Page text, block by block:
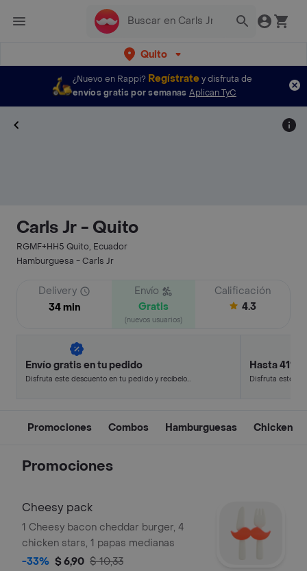
Quito
¿Nuevo en Rappi? Regístratey disfruta de
envíos gratis por semanas Aplican TyC
Carls Jr - Quito
RGMF+HH5 Quito, Ecuador
Hamburguesa - Carls Jr
Delivery
34 min
Envío
Gratis
(nuevos usuarios)
Calificación
4.3
Envío gratis en tu pedido
Disfruta este descuento en tu pedido y recíbelo
Hasta 41%
Disfruta este
Promociones Combos Hamburguesas Chicken
Promociones
Cheesy pack
1 Cheesy bacon cheddar burger, 4
chicken stars, 1 papas medianas
-33% $ 6,90 $ 10,33